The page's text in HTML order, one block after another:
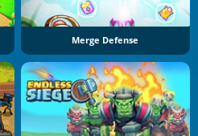
Merge Defense